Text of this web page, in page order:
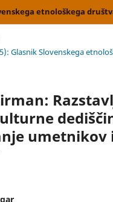
etnološkega
Glasnik Slovenskega
umetnikov